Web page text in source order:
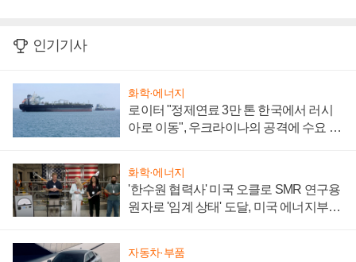
인기기사
화학·에너지
로이터 "정제연료 3만 톤 한국에서 러시
아로 이동", 우크라이나의 공격에 수요 늘
화학·에너지
'한수원 협력사' 미국 오클로 SMR 연구용
원자로 '임계 상태' 도달, 미국 에너지부
자동차·부품